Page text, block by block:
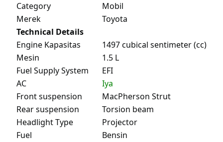
Category
Mobil
Merek
Toyota
Technical Details
Engine Kapasitas
1497 cubical sentimeter (cc)
Mesin
1.5 L
Fuel Supply System
EFI
AC
Iya
Front suspension
MacPherson Strut
Rear suspension
Torsion beam
Headlight Type
Projector
Fuel
Bensin